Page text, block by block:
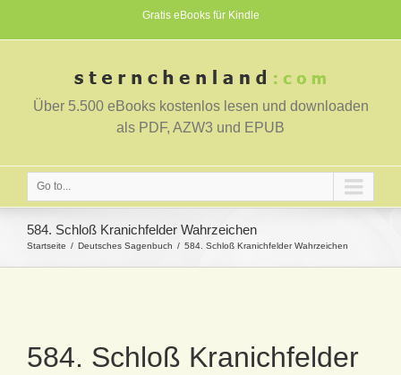
Gratis eBooks für Kindle
Über 5.500 eBooks kostenlos lesen und downloaden
als PDF, AZW3 und EPUB
Go to...
584. Schloß Kranichfelder Wahrzeichen
Startseite Deutsches Sagenbuch 584. Schloß Kranichfelder Wahrzeichen
584. Schloß Kranichfelder